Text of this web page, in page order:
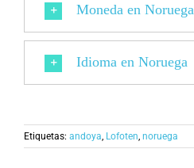
Moneda en Noruega
Idioma en Noruega
Etiquetas: andoya Lofoten noruega